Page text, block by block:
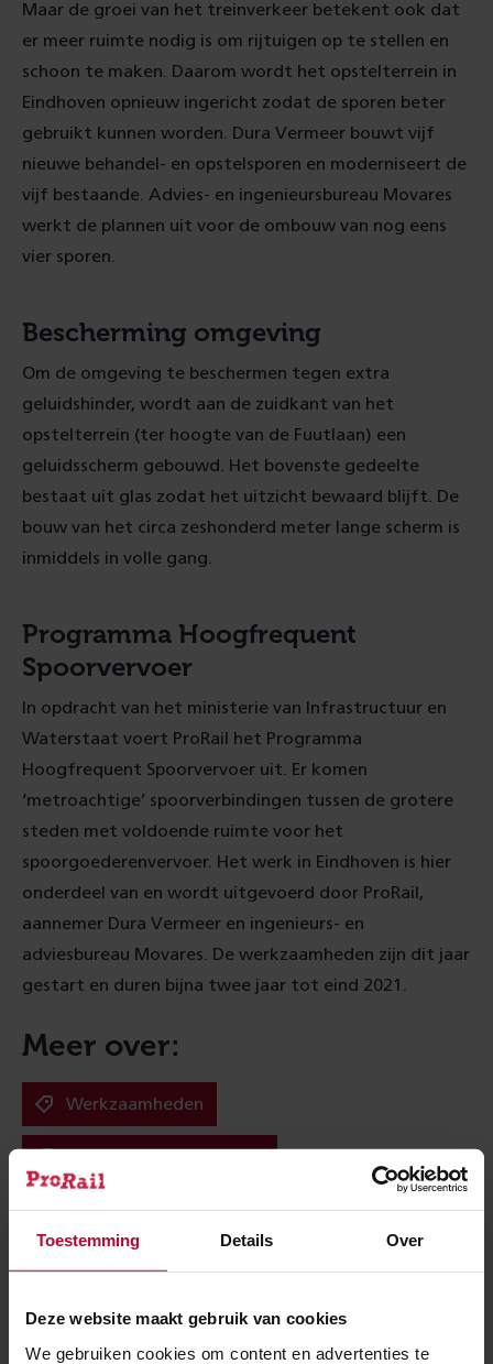
Toestemming Details Over
Deze website maakt gebruik van cookies
We gebruiken cookies om content en advertenties te
Maar de groei van het treinverkeer betekent ook dat
er meer ruimte nodig is om rijtuigen op te stellen en
schoon te maken. Daarom wordt het opstelterrein in
Eindhoven opnieuw ingericht zodat de sporen beter
gebruikt kunnen worden. Dura Vermeer bouwt vijf
nieuwe behandel- en opstelsporen en moderniseert de
vijf bestaande. Advies- en ingenieursbureau Movares
werkt de plannen uit voor de ombouw van nog eens
vier sporen.
Bescherming omgeving
Om de omgeving te beschermen tegen extra
geluidshinder, wordt aan de zuidkant van het
opstelterrein (ter hoogte van de Fuutlaan) een
geluidsscherm gebouwd. Het bovenste gedeelte
bestaat uit glas zodat het uitzicht bewaard blijft. De
bouw van het circa zeshonderd meter lange scherm is
inmiddels in volle gang.
Programma Hoogfrequent
Spoorvervoer
In opdracht van het ministerie van Infrastructuur en
Waterstaat voert ProRail het Programma
Hoogfrequent Spoorvervoer uit. Er komen
‘metroachtige’ spoorverbindingen tussen de grotere
steden met voldoende ruimte voor het
spoorgoederenvervoer. Het werk in Eindhoven is hier
onderdeel van en wordt uitgevoerd door ProRail,
aannemer Dura Vermeer en ingenieurs- en
adviesbureau Movares. De werkzaamheden zijn dit jaar
gestart en duren bijna twee jaar tot eind 2021.
Meer over:
Werkzaamheden
Meer nieuws